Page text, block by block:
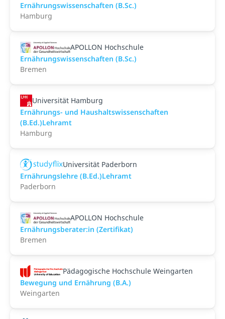
Ernährungswissenschaften (B.Sc.)
Hamburg
APOLLON Hochschule
Ernährungswissenschaften (B.Sc.)
Bremen
Universität Hamburg
Ernährungs- und Haushaltswissenschaften
(B.Ed.)Lehramt
Hamburg
Universität Paderborn
Ernährungslehre (B.Ed.)Lehramt
Paderborn
APOLLON Hochschule
Ernährungsberater:in (Zertifikat)
Bremen
Pädagogische Hochschule Weingarten
Bewegung und Ernährung (B.A.)
Weingarten